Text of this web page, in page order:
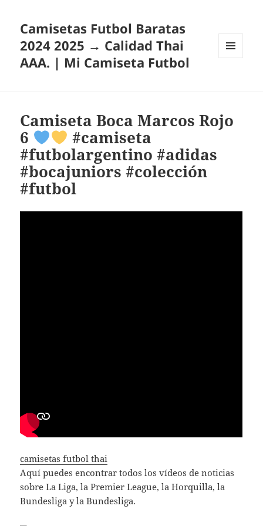
Camisetas Futbol Baratas
2024 2025 → Calidad Thai
AAA. | Mi Camiseta Futbol
Camiseta Boca Marcos Rojo
6
#camiseta
#futbolargentino #adidas
#bocajuniors #colección
#futbol
camisetas futbol thai
Aquí puedes encontrar todos los vídeos de noticias
sobre La Liga, la Premier League, la Horquilla, la
Bundesliga y la Bundesliga.